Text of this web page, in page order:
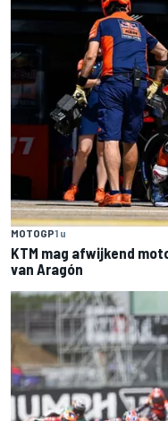
MOTOGP1 u
KTM mag afwijkend
van Aragón